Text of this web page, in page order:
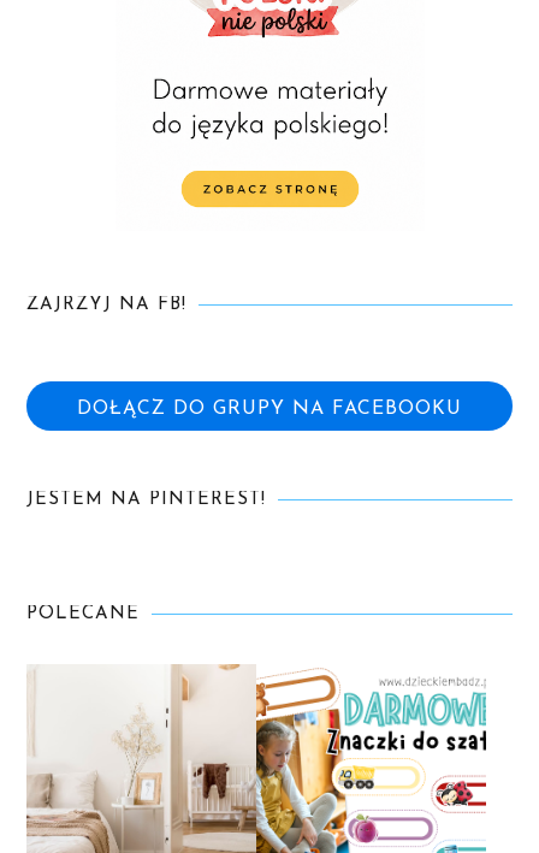
ZAJRZYJ NA FB!
DOŁĄCZ DO GRUPY NA FACEBOOKU
JESTEM NA PINTEREST!
POLECANE